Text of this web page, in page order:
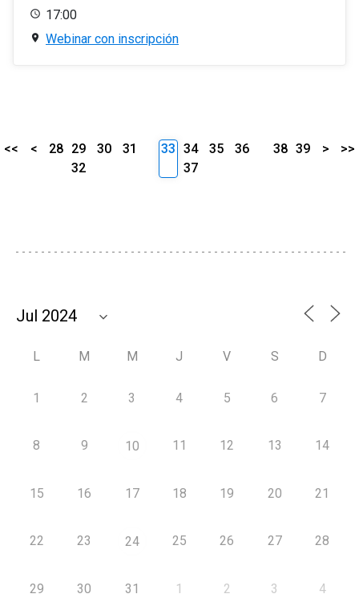
17:00
Webinar con inscripción
<< < 28 29 30
31
32
33 34 35
36
37
38 39 > >>
L M M J V S D
1 2 3 4 5 6 7
8 9 10 11 12 13 14
15 16 17 18 19 20 21
22 23 24 25 26 27 28
29 30 31 1 2 3 4